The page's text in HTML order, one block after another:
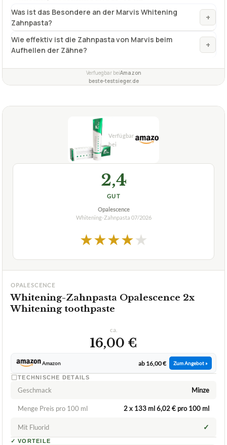
Was ist das Besondere an der Marvis Whitening
Zahnpasta?
+
Wie effektiv ist die Zahnpasta von Marvis beim
Aufhellen der Zähne?
+
Verfuegbar beiAmazon
beste-testsieger.de
2,4
GUT
Opalescence
Whitening-Zahnpasta 07/2026
★★★★★
OPALESCENCE
Whitening-Zahnpasta Opalescence 2x
Whitening toothpaste
ca.
16,00 €
Amazon ab 16,00 € Zum Angebot »
TECHNISCHE DETAILS
Geschmack Minze
Menge Preis pro 100 ml 2 x 133 ml 6,02 € pro 100 ml
Mit Fluorid ✓
✓ VORTEILE